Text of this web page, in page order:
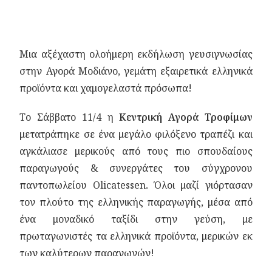
Μια αξέχαστη ολοήμερη εκδήλωση γευσιγνωσίας
στην Αγορά Μοδιάνο, γεμάτη εξαιρετικά ελληνικά
προϊόντα και χαμογελαστά πρόσωπα!
Το Σάββατο 11/4 ηΚεντρική Αγορά Τροφίμων
μετατράπηκε σε ένα μεγάλο φιλόξενο τραπέζι και
αγκάλιασε μερικούς από τους πιο σπουδαίους
παραγωγούς & συνεργάτες του σύγχρονου
παντοπωλείου Olicatessen. Όλοι μαζί γιόρτασαν
τον πλούτο της ελληνικής παραγωγής, μέσα από
ένα μοναδικό ταξίδι στην γεύση, με
πρωταγωνιστές τα ελληνικά προϊόντα, μερικών εκ
των καλύτερων παραγωγών!